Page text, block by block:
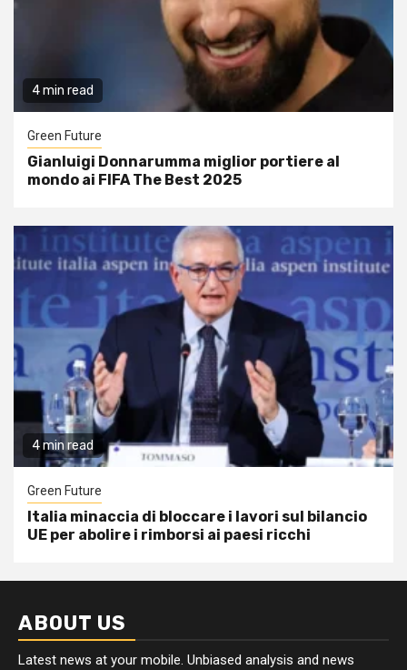
4 min read
Green Future
Gianluigi Donnarumma miglior portiere al
mondo ai FIFA The Best 2025
4 min read
Green Future
Italia minaccia di bloccare i lavori sul bilancio
UE per abolire i rimborsi ai paesi ricchi
ABOUT US
Latest news at your mobile. Unbiased analysis and news